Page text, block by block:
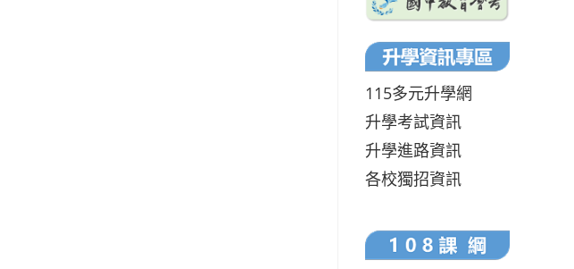
115多元升學網
升學考試資訊
升學進路資訊
各校獨招資訊